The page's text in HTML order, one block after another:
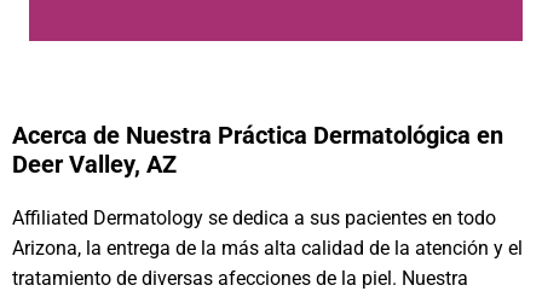
Acerca de Nuestra Práctica Dermatológica en
Deer Valley, AZ
Affiliated Dermatology se dedica a sus pacientes en todo
Arizona, la entrega de la más alta calidad de la atención y el
tratamiento de diversas afecciones de la piel. Nuestra